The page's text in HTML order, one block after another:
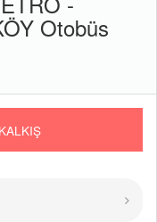
Otobüs